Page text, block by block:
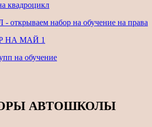
набор на обучение на права
на обучение
АВТОШКОЛЫ